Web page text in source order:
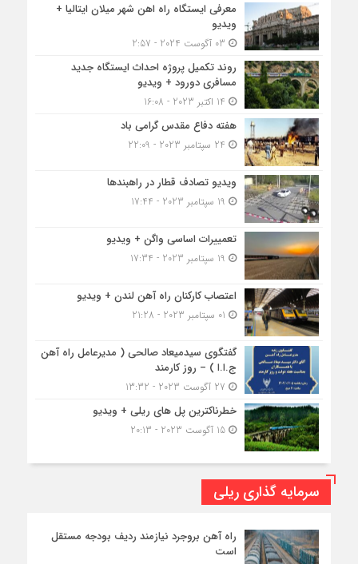
معرفی ایستگاه راه اهن شهر میلان ایتالیا +
ویدیو
روند تکمیل پروژه احداث ایستگاه جدید
مسافری دورود + ویدیو
هفته دفاع مقدس گرامی باد
ویدیو تصادف قطار در راهبندها
تعمییرات اساسی واگن + ویدیو
اعتصاب کارکنان راه آهن لندن + ویدیو
گفتگوی سیدمیعاد صالحی ( مدیرعامل راه آهن
ج.ا.ا ) – روز کارمند
خطرناکترین پل های ریلی + ویدیو
15 آگوست 2023 - 20:13
سرمایه گذاری ریلی
راه آهن بروجرد نیازمند ردیف بودجه مستقل
است